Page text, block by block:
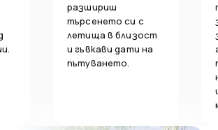
разшириш
търсенето си с
летища в близост
и гъвкави дати на
пътуването.